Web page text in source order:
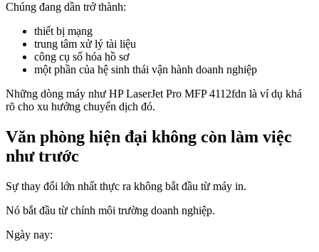
Chúng đang dần trở thành:
thiết bị mạng
trung tâm xử lý tài liệu
công cụ số hóa hồ sơ
một phần của hệ sinh thái vận hành doanh nghiệp
Những dòng máy như HP LaserJet Pro MFP 4112fdn là ví dụ khá
rõ cho xu hướng chuyển dịch đó.
Văn phòng hiện đại không còn làm việc
như trước
Sự thay đổi lớn nhất thực ra không bắt đầu từ máy in.
Nó bắt đầu từ chính môi trường doanh nghiệp.
Ngày nay: